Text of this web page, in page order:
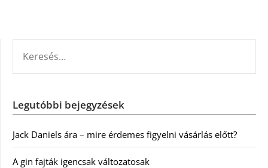
Legutóbbi bejegyzések
Jack Daniels ára – mire érdemes figyelni vásárlás előtt?
A gin fajták igencsak változatosak